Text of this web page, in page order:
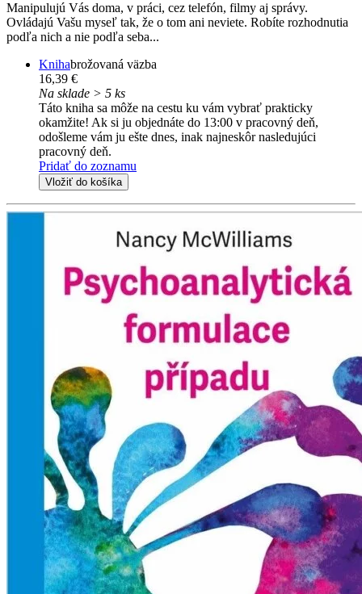
Manipulujú Vás doma, v práci, cez telefón, filmy aj správy.
Ovládajú Vašu myseľ tak, že o tom ani neviete. Robíte rozhodnutia
podľa nich a nie podľa seba...
Knihabrožovaná väzba
16,39 €
Na sklade > 5 ks
Táto kniha sa môže na cestu ku vám vybrať prakticky
okamžite! Ak si ju objednáte do 13:00 v pracovný deň,
odošleme vám ju ešte dnes, inak najneskôr nasledujúci
pracovný deň.
Pridať do zoznamu
Vložiť do košíka